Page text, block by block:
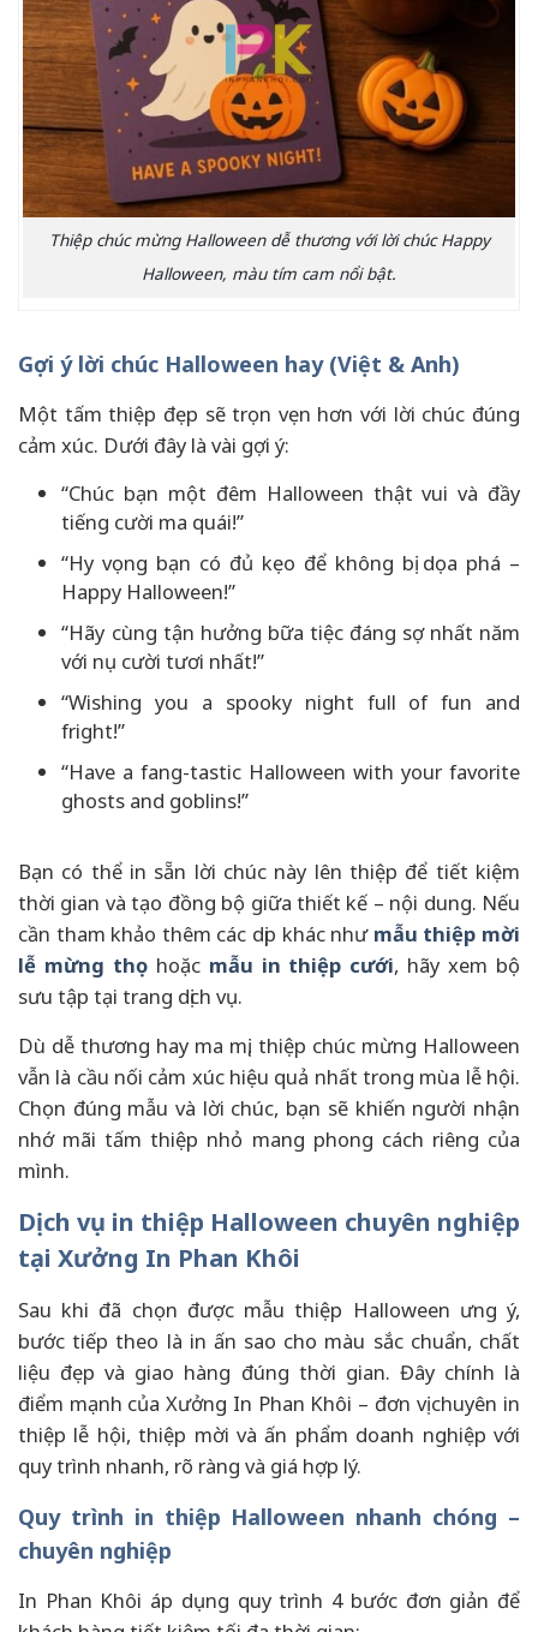
Thiệp chúc mừng Halloween dễ thương với lời chúc Happy
Halloween, màu tím cam nổi bật.
Gợi ý lời chúc Halloween hay (Việt & Anh)
Một tấm thiệp đẹp sẽ trọn vẹn hơn với lời chúc đúng
cảm xúc. Dưới đây là vài gợi ý:
“Chúc bạn một đêm Halloween thật vui và đầy
tiếng cười ma quái!”
“Hy vọng bạn có đủ kẹo để không bị dọa phá –
Happy Halloween!”
“Hãy cùng tận hưởng bữa tiệc đáng sợ nhất năm
với nụ cười tươi nhất!”
“Wishing you a spooky night full of fun and
fright!”
“Have a fang-tastic Halloween with your favorite
ghosts and goblins!”
Bạn có thể in sẵn lời chúc này lên thiệp để tiết kiệm
thời gian và tạo đồng bộ giữa thiết kế – nội dung. Nếu
cần tham khảo thêm các dịp khác như mẫu thiệp mời
lễ mừng thọhoặc mẫu in thiệp cưới, hãy xem bộ
sưu tập tại trang dịch vụ.
Dù dễ thương hay ma mị, thiệp chúc mừng Halloween
vẫn là cầu nối cảm xúc hiệu quả nhất trong mùa lễ hội.
Chọn đúng mẫu và lời chúc, bạn sẽ khiến người nhận
nhớ mãi tấm thiệp nhỏ mang phong cách riêng của
mình.
Dịch vụ in thiệp Halloween chuyên nghiệp
tại Xưởng In Phan Khôi
Sau khi đã chọn được mẫu thiệp Halloween ưng ý,
bước tiếp theo là in ấn sao cho màu sắc chuẩn, chất
liệu đẹp và giao hàng đúng thời gian. Đây chính là
điểm mạnh của Xưởng In Phan Khôi – đơn vị chuyên in
thiệp lễ hội, thiệp mời và ấn phẩm doanh nghiệp với
quy trình nhanh, rõ ràng và giá hợp lý.
Quy trình in thiệp Halloween nhanh chóng –
chuyên nghiệp
In Phan Khôi áp dụng quy trình 4 bước đơn giản để